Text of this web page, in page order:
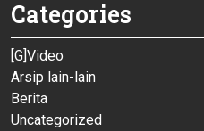
Categories
[G]Video
Arsip lain-lain
Berita
Uncategorized